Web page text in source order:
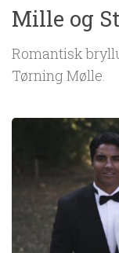
Mille og
Romantisk
Tørning Mølle.